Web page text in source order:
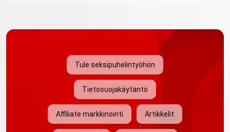
Tule seksipuhelintyöhön
Tietosuojakäytäntö
Affiliate markkinointi Artikkelit